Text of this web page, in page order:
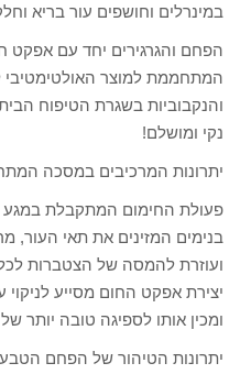
במינרלים וחושפים עור בריא
הפחם והגרגירים יחד עם אפקט
המתחממת למוצר האולטימטיבי
והנקבוביות בשגרת הטיפוח
נקי ומושלם!
יתרונות המרכיבים במסכה
פעולת החימום המתקבלת במגע
בנימים המזינים את תאי העור,
ועוזרת להמסה של הצטברות
יצירת אפקט החום מסייע לניקוי
ומכין אותו לספיגה טובה יותר
יתרונות הטיהור של הפחם